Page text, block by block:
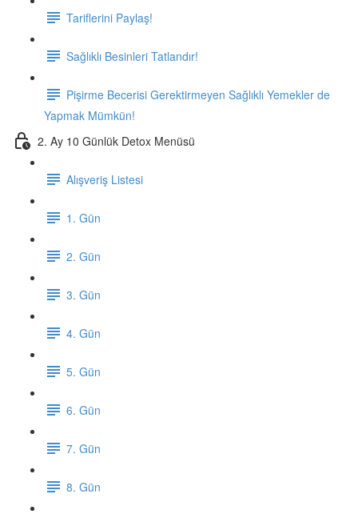
Tariflerini Paylaş!
Sağlıklı Besinleri Tatlandır!
Pişirme Becerisi Gerektirmeyen Sağlıklı Yemekler de
Yapmak Mümkün!
2. Ay 10 Günlük Detox Menüsü
Alışveriş Listesi
1. Gün
2. Gün
3. Gün
4. Gün
5. Gün
6. Gün
7. Gün
8. Gün